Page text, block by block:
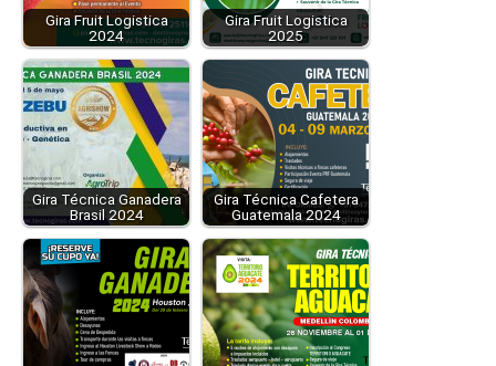
Gira Fruit Logistica
2024
Gira Fruit Logistica
2025
Gira Técnica Ganadera
Brasil 2024
Gira Técnica Cafetera
Guatemala 2024